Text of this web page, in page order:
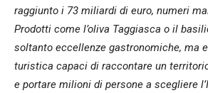
raggiunto i 73 miliardi di euro, numeri
Prodotti come l’oliva Taggiasca o il
soltanto eccellenze gastronomiche, ma
turistica capaci di raccontare un
e portare milioni di persone a scegliere